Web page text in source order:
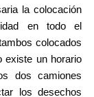
la colocación
en todo el
colocados
existe un horario
dos camiones
los desechos